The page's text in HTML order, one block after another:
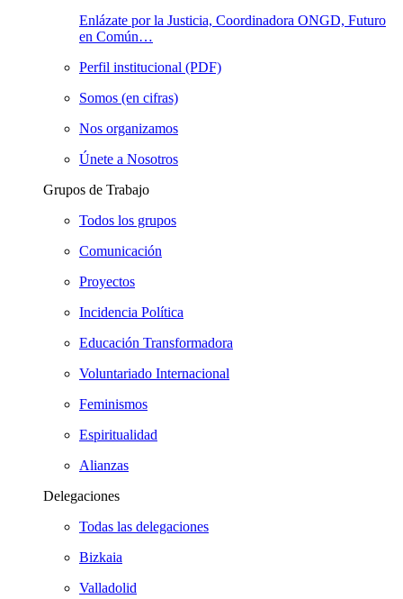
Enlázate por la Justicia, Coordinadora ONGD, Futuro
en Común…
Perfil institucional (PDF)
Somos (en cifras)
Nos organizamos
Únete a Nosotros
Grupos de Trabajo
Todos los grupos
Comunicación
Proyectos
Incidencia Política
Educación Transformadora
Voluntariado Internacional
Feminismos
Espiritualidad
Alianzas
Delegaciones
Todas las delegaciones
Bizkaia
Valladolid